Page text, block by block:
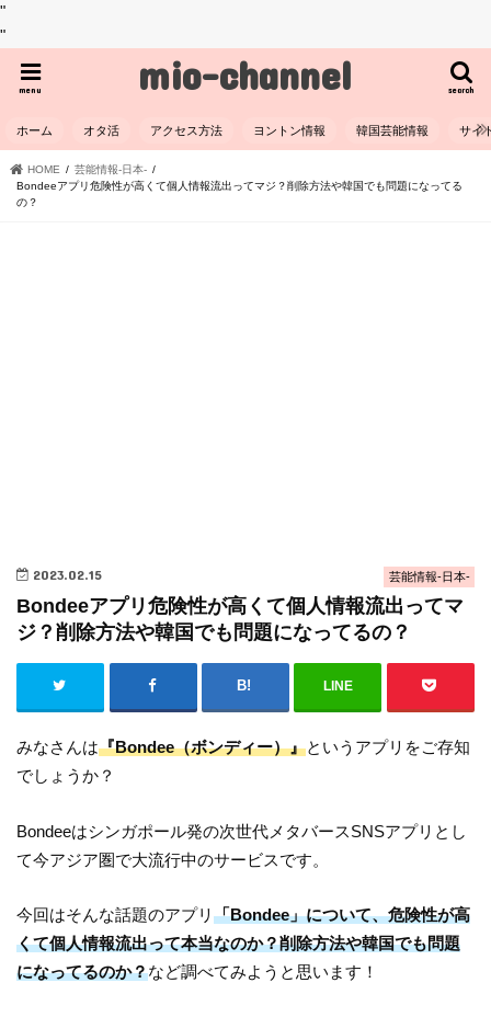
"
"
mio-channel search
menu
ホーム オタ活 アクセス方法 ヨントン情報 韓国芸能情報 サイ
HOME
芸能情報-日本-
Bondeeアプリ危険性が高くて個人情報流出ってマジ？削除方法や韓国でも問題になってる
の？
芸能情報-日本-
2023.02.15
Bondeeアプリ危険性が高くて個人情報流出ってマ
ジ？削除方法や韓国でも問題になってるの？
LINE
みなさんは『Bondee（ボンディー）』というアプリをご存知
でしょうか？
Bondeeはシンガポール発の次世代メタバースSNSアプリとし
て今アジア圏で大流行中のサービスです。
今回はそんな話題のアプリ「Bondee」について、危険性が高
くて個人情報流出って本当なのか？削除方法や韓国でも問題
になってるのか？など調べてみようと思います！